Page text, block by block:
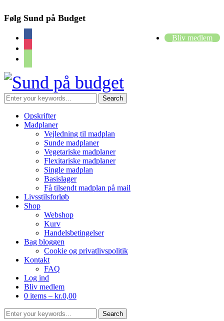
Følg Sund på Budget
Bliv medlem
Opskrifter
Madplaner
Vejledning til madplan
Sunde madplaner
Vegetariske madplaner
Flexitariske madplaner
Single madplan
Basislager
Få tilsendt madplan på mail
Livsstilsforløb
Shop
Webshop
Kurv
Handelsbetingelser
Bag bloggen
Cookie og privatlivspolitik
Kontakt
FAQ
Log ind
Bliv medlem
0 items – kr.0,00